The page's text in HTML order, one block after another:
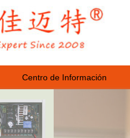
Centro de Información